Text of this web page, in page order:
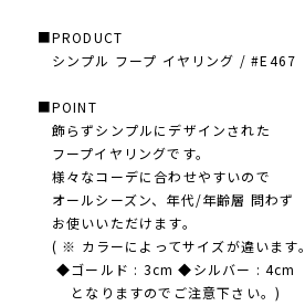
■PRODUCT
シンプル フープ イヤリング / #E467
■POINT
飾らずシンプルにデザインされた
フープイヤリングです。
様々なコーデに合わせやすいので
オールシーズン、年代/年齢層 問わず
お使いいただけます。
( ※ カラーによってサイズが違います。
◆ゴールド : 3cm ◆シルバー : 4cm
となりますのでご注意下さい。)